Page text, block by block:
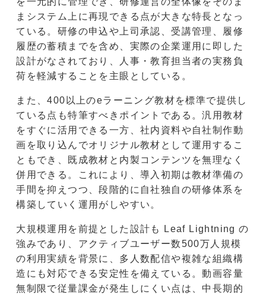
まシステム上に再現できる点が大きな特長となっ
ている。研修の申込や上司承認、受講管理、履修
履歴の蓄積までを含め、実際の企業運用に即した
設計がなされており、人事・教育担当者の実務負
荷を軽減することを主眼としている。
また、400以上のeラーニング教材を標準で提供し
ている点も特筆すべきポイントである。汎用教材
をすぐに活用できる一方、社内資料や自社制作動
画を取り込んでオリジナル教材として運用するこ
ともでき、既成教材と内製コンテンツを無理なく
併用できる。これにより、導入初期は教材準備の
手間を抑えつつ、段階的に自社独自の研修体系を
構築していく運用がしやすい。
大規模運用を前提とした設計も Leaf Lightning の
強みであり、アクティブユーザー数500万人規模
の利用実績を背景に、多人数配信や複雑な組織構
造にも対応できる安定性を備えている。動画容量
無制限で従量課金が発生しにくい点は、中長期的